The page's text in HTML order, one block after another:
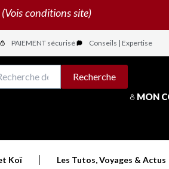
conditions site)
PAIEMENT sécurisé Conseils | Expertise
:
Recherche
MON
Koï Les Tutos, Voyages & Actus